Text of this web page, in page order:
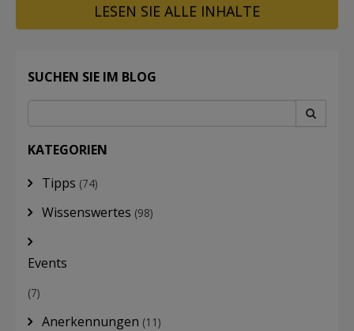
LESEN SIE ALLE INHALTE
SUCHEN SIE IM BLOG
KATEGORIEN
Tipps (74)
Wissenswertes (98)
Events
(7)
Anerkennungen (11)